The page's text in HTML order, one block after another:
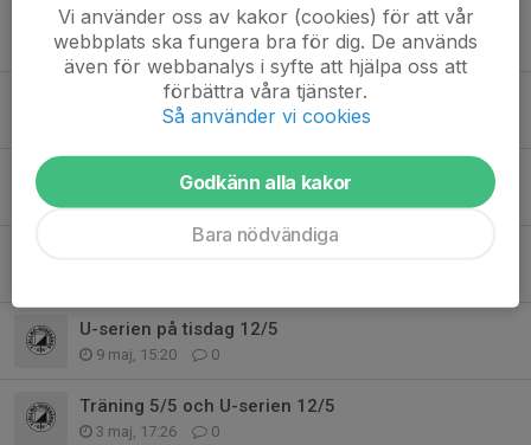
Träning 7/7
6 jul, 18:15 3
”Badintervaller” tisdag 23/6
21 jun, 20:59 0
Sommaravslutning 9/6
Träning 19/5 och U-serien 20/5
U-serien på tisdag 12/5
9 maj, 15:20 0
Träning 5/5 och U-serien 12/5
3 maj, 17:26 0
Vi använder oss av kakor (cookies) för att vår
webbplats ska fungera bra för dig. De används
även för webbanalys i syfte att hjälpa oss att
förbättra våra tjänster.
Så använder vi cookies
Godkänn alla kakor
Bara nödvändiga